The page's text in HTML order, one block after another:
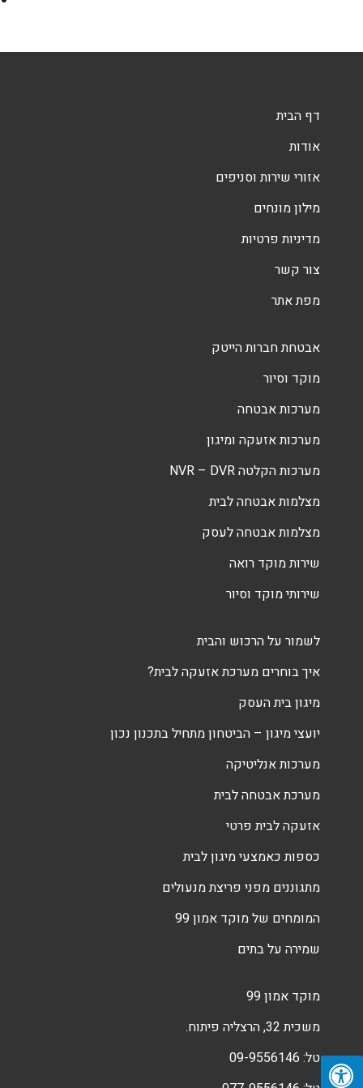
דף הבית
אודות
אזורי שירות וסניפים
מילון מונחים
מדיניות פרטיות
צור קשר
מפת אתר
אבטחת חברות הייטק
מוקד וסיור
מערכות אבטחה
מערכות אזעקה ומיגון
מערכות הקלטה NVR – DVR
מצלמות אבטחה לבית
מצלמות אבטחה לעסק
שירות מוקד רואה
שירותי מוקד וסיור
לשמור על הרכוש והבית
איך בוחרים מערכת אזעקה לבית?
מיגון בית העסק
יועצי מיגון – הביטחון מתחיל בתכנון נכון
מערכות אנליטיקה
מערכת אבטחה לבית
אזעקה לבית פרטי
כספות כאמצעי מיגון לבית
מתגוננים מפני פריצת מנעולים
המומחים של מוקד אמון 99
שמירה על בתים
מוקד אמון 99
משכית 32, הרצליה פיתוח.
טל: 09-9556146